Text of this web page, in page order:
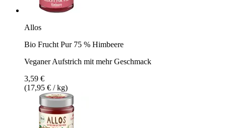
Allos
Bio Frucht Pur 75 % Himbeere
Veganer Aufstrich mit mehr Geschmack
3,59 €
(17,95 € / kg)